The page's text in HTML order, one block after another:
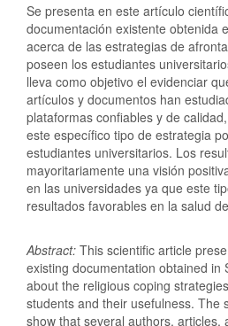
Se presenta en este artículo
documentación existente obtenida
acerca de las estrategias de
poseen los estudiantes
lleva como objetivo el evidenciar
artículos y documentos han
plataformas confiables y de
este específico tipo de estrategia
estudiantes universitarios. Los
mayoritariamente una visión
en las universidades ya que este
resultados favorables en la salud
Abstract: This scientific article
existing documentation obtained in
about the religious coping
students and their usefulness. The
show that several authors, articles,